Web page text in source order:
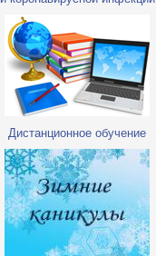
Дистанционное обучение